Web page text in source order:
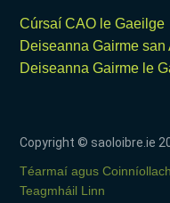
Cúrsaí CAO le Gaeilge
Deiseanna Gairme san
Deiseanna Gairme le
Copyright © saoloibre.ie
Téarmaí agus
Teagmháil Linn